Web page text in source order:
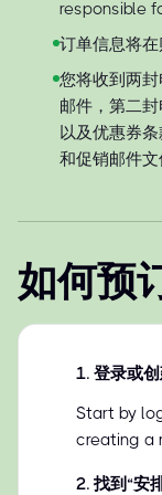
responsible
订单信息将在
您将收到两
邮件，第二
以及优惠券
和促销邮件文
如何预
1. 登录或
Start by
creating a
2. 找到“安